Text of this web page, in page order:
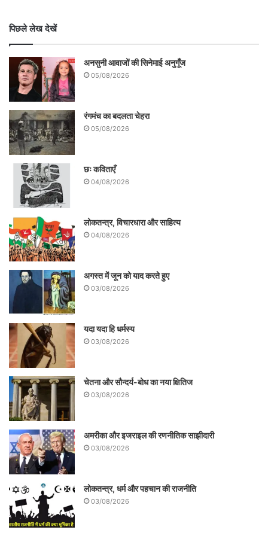
विश्वविद्यालय प्रशिक्षित बुद्धिजीवियों को जनता के
साथ दोतरफा संवाद कायम करना चाहिए। ऐसा भी
नहीं कि उत्पीड़ित जनता की ओर से आने वाली हर
बात का स्वागत करना चाहिए । बल्कि उनकी चेतना
कैसे आगे बढ़े यह मुख्य चिंता होनी चाहिए।
फ्रांज फैनन
फ्रांज फैनन को पढ़ते हुए पाओलो फ्रेयरे ने एक
क्रांतिकारी मानवतावाद को विकसित किया था। इस
मानवतावाद के अनुसार उत्पीड़ित लोगों के पूर्ण व
बराबरी के आधार पर व्यक्ति की पहचान के प्रति
प्रतिबद्ध होना किसी भी मुक्तिकामी क्रिया की पहली
शर्त होनी चाहिए। फैनन की तरह ही फ्रेयरे का
प्रैक्सिस स्थापित बुद्धिजीवी तथा उस आम जनता,
जिसे औपचारिक शिक्षा प्राप्त नहीं हो पाई है, के मध्य
आपसदारी की बात करता है।
फैनन के अनुसार राजनीतिक शिक्षा का प्राथमिक
काम यह है कि वह यह दिखाये कि ‘‘ऐसा कोई प्रसिद्ध
पिछले लेख देखें
अनसुनी आवाजों की सिनेमाई अनुगूँज
05/08/2026
रंगमंच का बदलता चेहरा
05/08/2026
छः कविताएँ
04/08/2026
लोकतन्त्र, विचारधारा और साहित्य
04/08/2026
अगस्त में जून को याद करते हुए
03/08/2026
यदा यदा हि धर्मस्य
03/08/2026
चेतना और सौन्दर्य-बोध का नया क्षितिज
03/08/2026
अमरीका और इजराइल की रणनीतिक साझीदारी
03/08/2026
लोकतन्त्र, धर्म और पहचान की राजनीति
03/08/2026